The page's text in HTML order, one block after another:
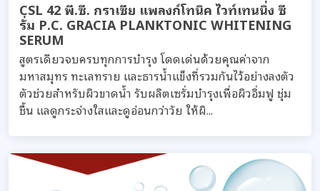
CSL 42 พี.ซี. กราเซีย แพลงก์โทนิค ไวท์เทนนิ่ง ซี
รั่ม P.C. GRACIA PLANKTONIC WHITENING
SERUM
สูตรเดียวจบครบทุกการบำรุง โดดเด่นด้วยคุณค่าจาก
มหาสมุทร ทะเลทราย และธารน้ำแข็งที่รวมกันไว้อย่างลงตัว
ตัวช่วยสำหรับผิวขาดน้ำ รับผลิตเซรั่มบำรุงเพื่อผิวอิ่มฟู ชุ่ม
ชื้น แลดูกระจ่างใสและดูอ่อนกว่าวัย ให้ผิ...